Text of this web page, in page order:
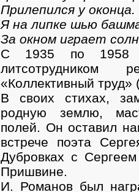
Прилепился у оконца.
Я на липке шью
За окном играет
С 1935 по 1958
литсотрудником
«Коллективный
В своих стихах,
родную землю,
полей. Он оставил
встрече поэта
Дубровках с
Пришвине.
И. Романов был